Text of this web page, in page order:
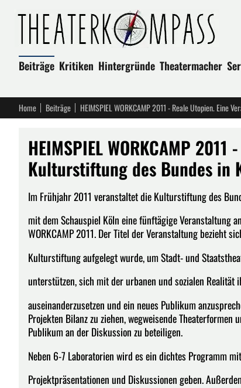
Beiträge Kritiken Hintergründe Theatermacher
Home Beiträge
HEIMSPIEL WORKCAMP
Kulturstiftung des Bundes in
Im Frühjahr 2011 veranstaltet die Kulturstiftung des
mit dem Schauspiel Köln eine fünftägige Veranstaltung
WORKCAMP 2011. Der Titel der Veranstaltung bezieht
Kulturstiftung aufgelegt wurde, um Stadt- und
unterstützen, sich mit der urbanen und sozialen Realität
auseinanderzusetzen und ein neues Publikum
Projekten Bilanz zu ziehen, wegweisende
Publikum an der Diskussion zu beteiligen.
Neben 6-7 Laboratorien wird es ein dichtes Programm
Projektpräsentationen und Diskussionen geben.